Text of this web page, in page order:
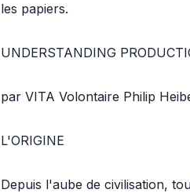
les papiers.
UNDERSTANDING
par VITA Volontaire Philip
L'ORIGINE
Depuis l'aube de civilisation,